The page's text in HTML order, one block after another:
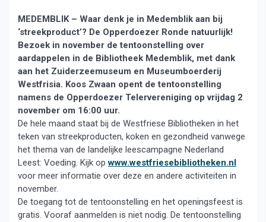
MEDEMBLIK – Waar denk je in Medemblik aan bij
‘streekproduct’? De Opperdoezer Ronde natuurlijk!
Bezoek in november de tentoonstelling over
aardappelen in de Bibliotheek Medemblik, met dank
aan het Zuiderzeemuseum en Museumboerderij
Westfrisia. Koos Zwaan opent de tentoonstelling
namens de Opperdoezer Telervereniging op vrijdag 2
november om 16:00 uur.
De hele maand staat bij de Westfriese Bibliotheken in het
teken van streekproducten, koken en gezondheid vanwege
het thema van de landelijke leescampagne Nederland
Leest: Voeding. Kijk opwww.westfriesebibliotheken.nl
voor meer informatie over deze en andere activiteiten in
november.
De toegang tot de tentoonstelling en het openingsfeest is
gratis. Vooraf aanmelden is niet nodig. De tentoonstelling